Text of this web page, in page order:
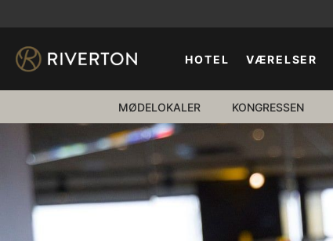
HOTEL VÆRELSER
MØDELOKALER
KONGRESSEN